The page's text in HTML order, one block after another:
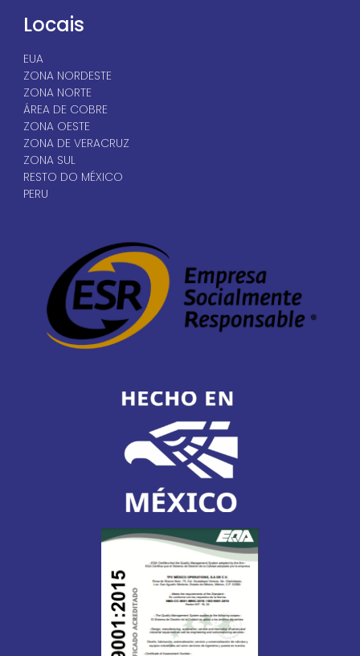
Locais
EUA
ZONA NORDESTE
ZONA NORTE
ÁREA DE COBRE
ZONA OESTE
ZONA DE VERACRUZ
ZONA SUL
RESTO DO MÉXICO
PERU